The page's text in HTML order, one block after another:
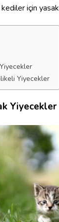
için
Yiyecekler
Yiyecekler